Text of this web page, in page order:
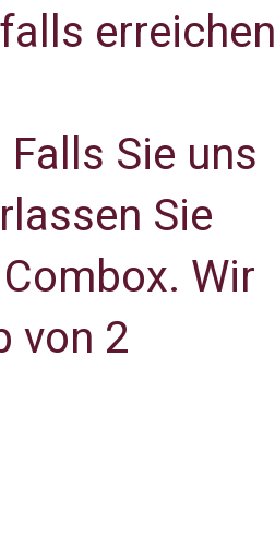
erreichen
Sie uns
Sie
Wir
von 2